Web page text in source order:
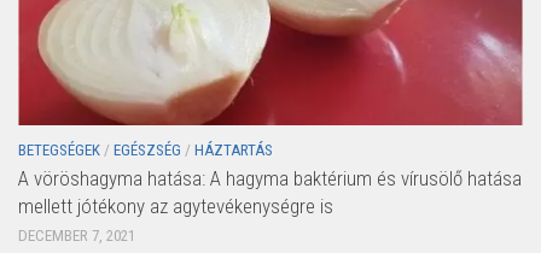
BETEGSÉGEK / EGÉSZSÉG / HÁZTARTÁS
A vöröshagyma hatása: A hagyma baktérium és vírusölő hatása
mellett jótékony az agytevékenységre is
DECEMBER 7, 2021